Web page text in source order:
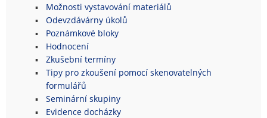
Možnosti vystavování materiálů
Odevzdávárny úkolů
Poznámkové bloky
Hodnocení
Zkušební termíny
Tipy pro zkoušení pomocí skenovatelných
formulářů
Seminární skupiny
Evidence docházky